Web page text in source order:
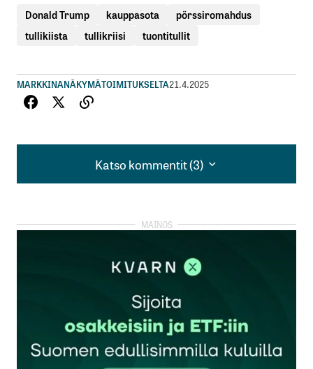
Donald Trump kauppasota
pörssiromahdus
tullikiista
tullikriisi tuontitullit
MARKKINANÄKYMÄTOIMITUKSELTA21.4.2025
Katso kommentit (3)
Katso kommentit (3)
touhussa huolissani mistään muusta kuin siitä,
Jos nykyinen hallinto onnistuisi tekemään FEDn
riippumattomuudesta lopun, niin silloin
kannattaisi jo markkina hylätä jopa kirvelevien
tappioiden kera.
Tietyt rakenteelliset edut Yhdysvalloissa ovat jopa
Trumpin kaudella, kuten Piilaakson tekninen